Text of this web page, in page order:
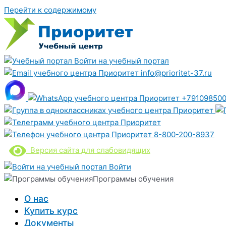
Перейти к содержимому
Войти на учебный портал
info@prioritet-37.ru
8-800-200-8937
Версия сайта для слабовидящих
Войти
Программы обучения
О нас
Купить курс
Документы